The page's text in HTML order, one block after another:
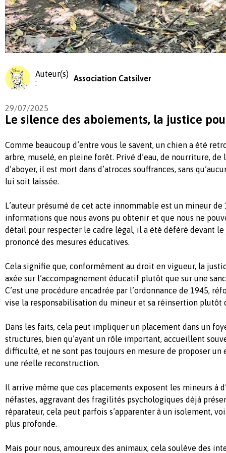
Auteur(s)
:
Association Catsilver
29/07/2025
Le silence des aboiements, la justice
Comme beaucoup d’entre vous le savent, un chien a été
arbre, muselé, en pleine forêt. Privé d’eau, de nourriture,
d’aboyer, il est mort dans d’atroces souffrances, sans
lui soit laissée.
L’auteur présumé de cet acte innommable est un mineur de
informations que nous avons pu obtenir et que nous ne
détail pour respecter le cadre légal, il a été déféré devant le
prononcé des mesures éducatives.
Cela signifie que, conformément au droit en vigueur, la
axée sur l’accompagnement éducatif plutôt que sur une
C’est une procédure encadrée par l’ordonnance de 1945,
vise la responsabilisation du mineur et sa réinsertion plutôt
Dans les faits, cela peut impliquer un placement dans un
structures, bien qu’ayant un rôle important, accueillent
difficulté, et ne sont pas toujours en mesure de proposer un
une réelle reconstruction.
Il arrive même que ces placements exposent les mineurs à
néfastes, aggravant des fragilités psychologiques déjà
réparateur, cela peut parfois s’apparenter à un isolement,
plus profonde.
Mais pour nous, amoureux des animaux, cela soulève des